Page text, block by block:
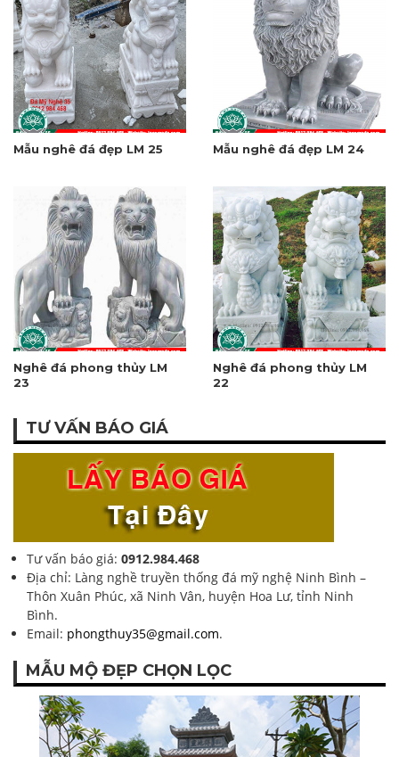
Mẫu nghê đá đẹp LM 25 Mẫu nghê đá đẹp LM 24
Nghê đá phong thủy LM
23
Nghê đá phong thủy LM
22
TƯ VẤN BÁO GIÁ
Tư vấn báo giá: 0912.984.468
Địa chỉ: Làng nghề truyền thống đá mỹ nghệ Ninh Bình –
Thôn Xuân Phúc, xã Ninh Vân, huyện Hoa Lư, tỉnh Ninh
Bình.
Email: phongthuy35@gmail.com.
MẪU MỘ ĐẸP CHỌN LỌC